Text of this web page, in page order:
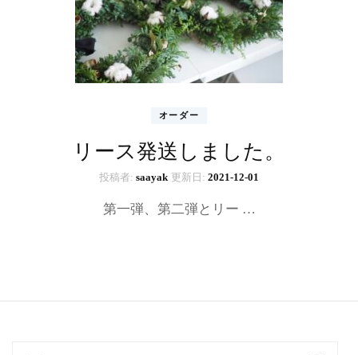
オーダー
リース発送しました。
投稿者: saayak 更新日: 2021-12-01
第一弾、第二弾とリー …